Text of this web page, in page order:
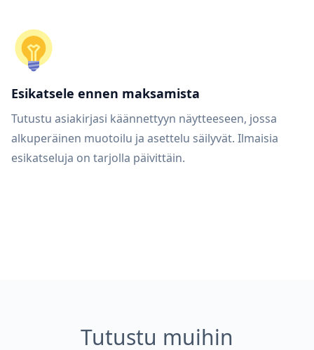
Esikatsele ennen maksamista
Tutustu asiakirjasi käännettyyn näytteeseen, jossa
alkuperäinen muotoilu ja asettelu säilyvät. Ilmaisia
esikatseluja on tarjolla päivittäin.
Tutustu muihin